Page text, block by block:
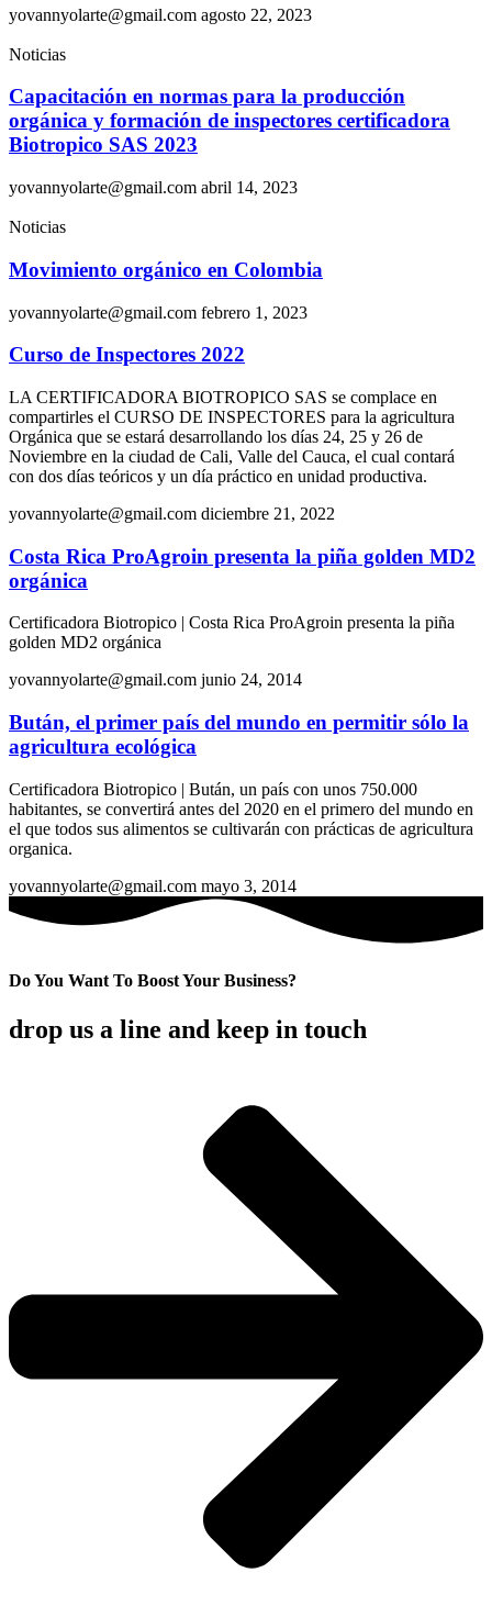
yovannyolarte@gmail.com agosto 22, 2023
Noticias
Capacitación en normas para la producción
orgánica y formación de inspectores certificadora
Biotropico SAS 2023
yovannyolarte@gmail.com abril 14, 2023
Noticias
Movimiento orgánico en Colombia
yovannyolarte@gmail.com febrero 1, 2023
Curso de Inspectores 2022
LA CERTIFICADORA BIOTROPICO SAS se complace en
compartirles el CURSO DE INSPECTORES para la agricultura
Orgánica que se estará desarrollando los días 24, 25 y 26 de
Noviembre en la ciudad de Cali, Valle del Cauca, el cual contará
con dos días teóricos y un día práctico en unidad productiva.
yovannyolarte@gmail.com diciembre 21, 2022
Costa Rica ProAgroin presenta la piña golden MD2
orgánica
Certificadora Biotropico | Costa Rica ProAgroin presenta la piña
golden MD2 orgánica
yovannyolarte@gmail.com junio 24, 2014
Bután, el primer país del mundo en permitir sólo la
agricultura ecológica
Certificadora Biotropico | Bután, un país con unos 750.000
habitantes, se convertirá antes del 2020 en el primero del mundo en
el que todos sus alimentos se cultivarán con prácticas de agricultura
organica.
yovannyolarte@gmail.com mayo 3, 2014
Do You Want To Boost Your Business?
drop us a line and keep in touch